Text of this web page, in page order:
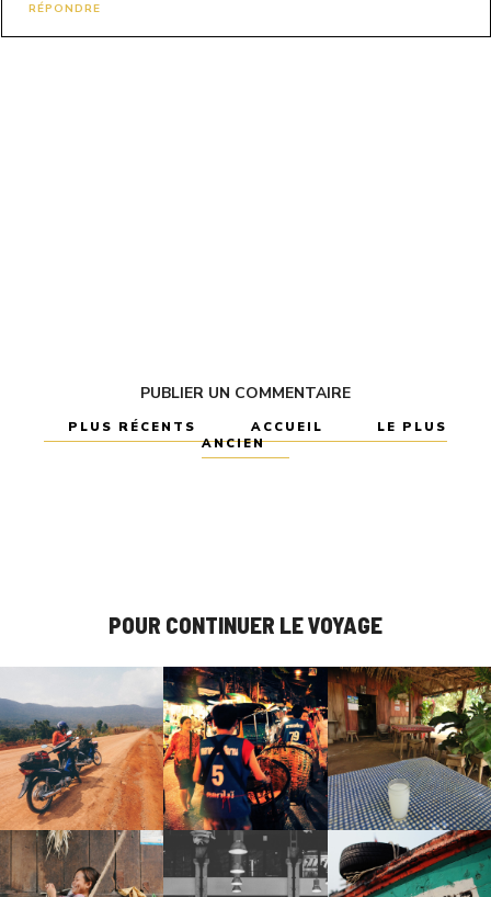
RÉPONDRE
PUBLIER UN COMMENTAIRE
PLUS RÉCENTS ACCUEIL
LE PLUS
ANCIEN
POUR CONTINUER LE VOYAGE